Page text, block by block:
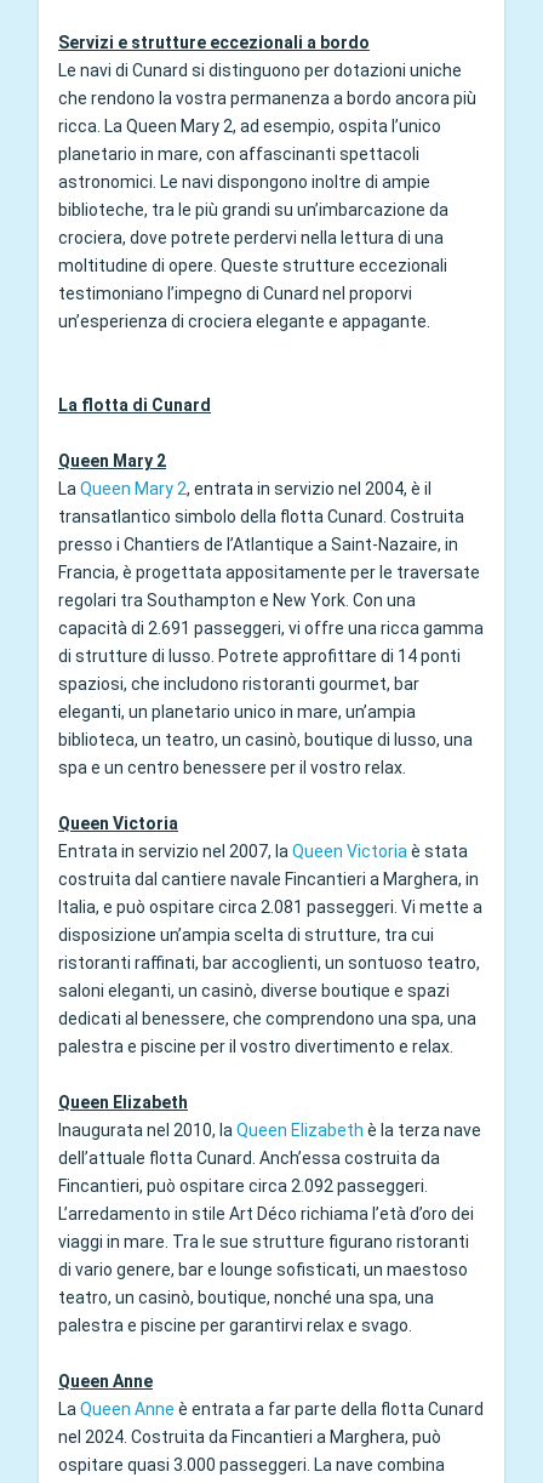
Servizi e strutture eccezionali a bordo
Le navi di Cunard si distinguono per dotazioni uniche
che rendono la vostra permanenza a bordo ancora più
ricca. La Queen Mary 2, ad esempio, ospita l’unico
planetario in mare, con affascinanti spettacoli
astronomici. Le navi dispongono inoltre di ampie
biblioteche, tra le più grandi su un’imbarcazione da
crociera, dove potrete perdervi nella lettura di una
moltitudine di opere. Queste strutture eccezionali
testimoniano l’impegno di Cunard nel proporvi
un’esperienza di crociera elegante e appagante.
La flotta di Cunard
Queen Mary 2
LaQueen Mary 2, entrata in servizio nel 2004, è il
transatlantico simbolo della flotta Cunard. Costruita
presso i Chantiers de l’Atlantique a Saint-Nazaire, in
Francia, è progettata appositamente per le traversate
regolari tra Southampton e New York. Con una
capacità di 2.691 passeggeri, vi offre una ricca gamma
di strutture di lusso. Potrete approfittare di 14 ponti
spaziosi, che includono ristoranti gourmet, bar
eleganti, un planetario unico in mare, un’ampia
biblioteca, un teatro, un casinò, boutique di lusso, una
spa e un centro benessere per il vostro relax.
Queen Victoria
Entrata in servizio nel 2007, laQueen Victoriaè stata
costruita dal cantiere navale Fincantieri a Marghera, in
Italia, e può ospitare circa 2.081 passeggeri. Vi mette a
disposizione un’ampia scelta di strutture, tra cui
ristoranti raffinati, bar accoglienti, un sontuoso teatro,
saloni eleganti, un casinò, diverse boutique e spazi
dedicati al benessere, che comprendono una spa, una
palestra e piscine per il vostro divertimento e relax.
Queen Elizabeth
Inaugurata nel 2010, laQueen Elizabeth è la terza nave
dell’attuale flotta Cunard. Anch’essa costruita da
Fincantieri, può ospitare circa 2.092 passeggeri.
L’arredamento in stile Art Déco richiama l’età d’oro dei
viaggi in mare. Tra le sue strutture figurano ristoranti
di vario genere, bar e lounge sofisticati, un maestoso
teatro, un casinò, boutique, nonché una spa, una
palestra e piscine per garantirvi relax e svago.
Queen Anne
LaQueen Anne è entrata a far parte della flotta Cunard
nel 2024. Costruita da Fincantieri a Marghera, può
ospitare quasi 3.000 passeggeri. La nave combina